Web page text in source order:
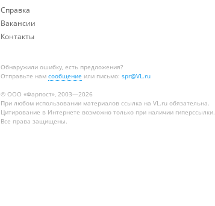
Справка
Вакансии
Контакты
Обнаружили ошибку, есть предложения?
Отправьте нам сообщение или письмо: spr@VL.ru
© ООО «Фарпост», 2003—2026
При любом использовании материалов ссылка на VL.ru обязательна.
Цитирование в Интернете возможно только при наличии гиперссылки.
Все права защищены.